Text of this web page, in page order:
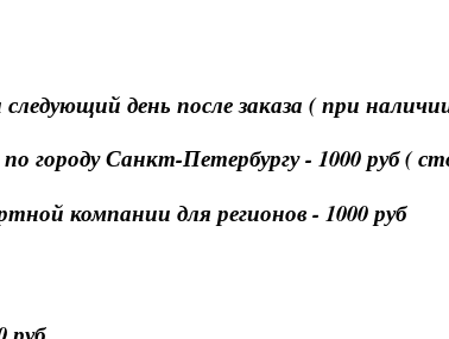
день после заказа ( при
городу Санкт-Петербургу - 1000 руб (
компании для регионов - 1000 руб